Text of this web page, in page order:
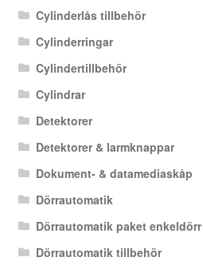
Cylinderlås tillbehör
Cylinderringar
Cylindertillbehör
Cylindrar
Detektorer
Detektorer & larmknappar
Dokument- & datamediaskåp
Dörrautomatik
Dörrautomatik paket enkeldörr
Dörrautomatik tillbehör